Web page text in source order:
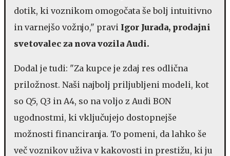
dotik, ki voznikom omogočata še bolj intuitivno
in varnejšo vožnjo," pravi Igor Jurada, prodajni
svetovalec za nova vozila Audi.
Dodal je tudi: "Za kupce je zdaj res odlična
priložnost. Naši najbolj priljubljeni modeli, kot
so Q5, Q3 in A4, so na voljo z Audi BON
ugodnostmi, ki vključujejo dostopnejše
možnosti financiranja. To pomeni, da lahko še
več voznikov uživa v kakovosti in prestižu, ki ju